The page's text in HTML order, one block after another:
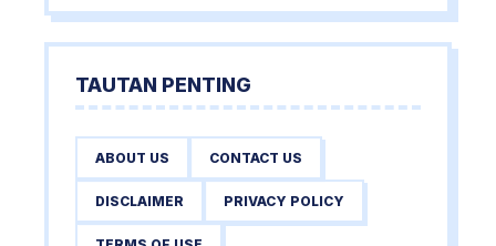
TAUTAN PENTING
ABOUT US CONTACT US
DISCLAIMER PRIVACY POLICY